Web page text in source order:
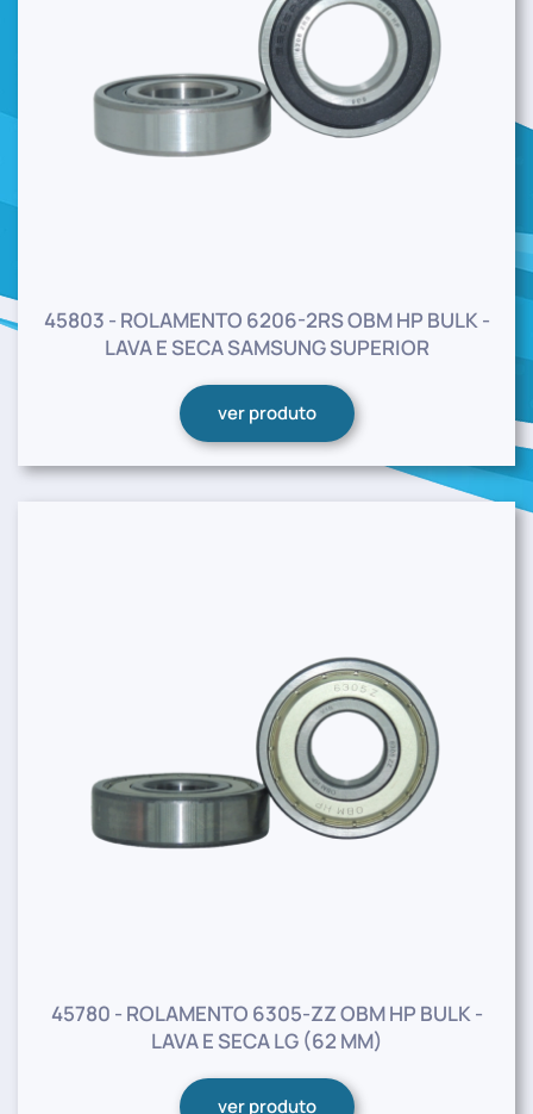
45803 - ROLAMENTO 6206-2RS OBM HP BULK -
LAVA E SECA SAMSUNG SUPERIOR
ver produto
45780 - ROLAMENTO 6305-ZZ OBM HP BULK -
LAVA E SECA LG (62 MM)
ver produto